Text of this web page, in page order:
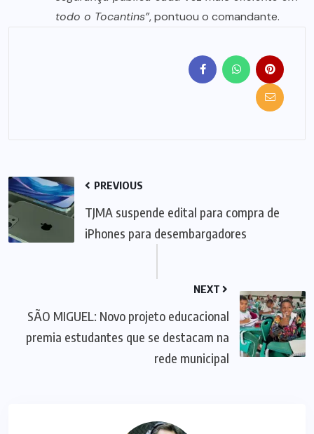
todo o Tocantins”, pontuou o comandante.
PREVIOUS
TJMA suspende edital para compra de
iPhones para desembargadores
NEXT
SÃO MIGUEL: Novo projeto educacional
premia estudantes que se destacam na
rede municipal